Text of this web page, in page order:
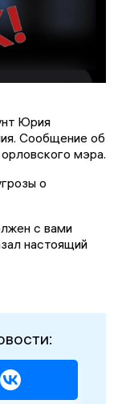
Юрия
Сообщение об
мэра.
о
с вами
настоящий